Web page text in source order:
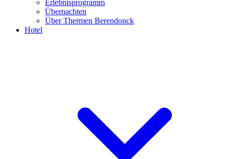
Erlebnisprogramm
Übernachten
Über Thermen Berendonck
Hotel